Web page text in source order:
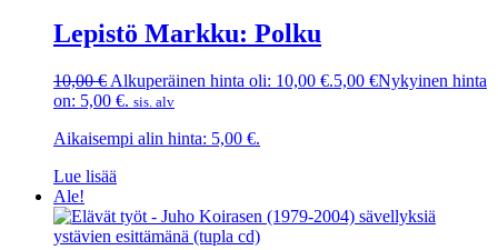
Lepistö Markku: Polku
10,00€ Alkuperäinen hinta oli: 10,00 €.5,00 €Nykyinen hinta
on: 5,00 €. sis. alv
Aikaisempi alin hinta: 5,00 €.
Lue lisää
Ale!